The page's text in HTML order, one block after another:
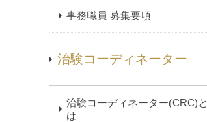
事務職員 募集要項
治験コーディネーター
治験コーディネーター(CRC)と
は